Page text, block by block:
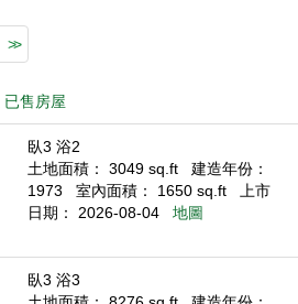
>>
已售房屋
臥3 浴2
土地面積： 3049 sq.ft
建造年份：
1973
室內面積： 1650 sq.ft
上市
日期： 2026-08-04
地圖
臥3 浴3